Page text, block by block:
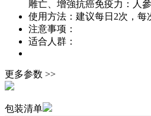
雕亡、增強抗癌免疫力：人
使用方法： 建议每日2次，每
注意事项：
适合人群：
更多参数 >>
包装清单